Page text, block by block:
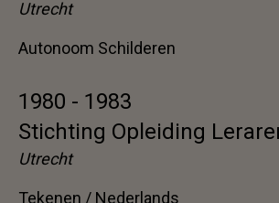
Utrecht
Autonoom Schilderen
1980 - 1983
Stichting Opleiding
Utrecht
Tekenen / Nederlands